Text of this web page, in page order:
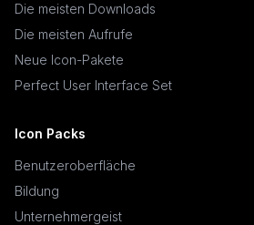
Die meisten Downloads
Die meisten Aufrufe
Neue Icon-Pakete
Perfect User Interface Set
Icon Packs
Benutzeroberfläche
Bildung
Unternehmergeist